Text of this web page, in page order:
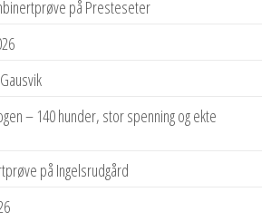
på Presteseter
– 140 hunder, stor spenning og ekte
på Ingelsrudgård